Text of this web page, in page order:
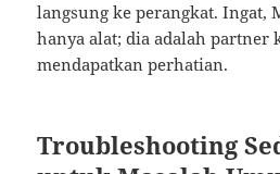
langsung ke perangkat. Ingat,
hanya alat; dia adalah partner
mendapatkan perhatian.
Troubleshooting